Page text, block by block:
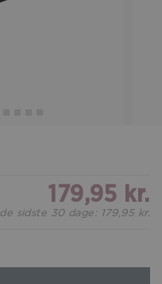
179,95 kr.
sidste 30 dage: 179,95 kr.